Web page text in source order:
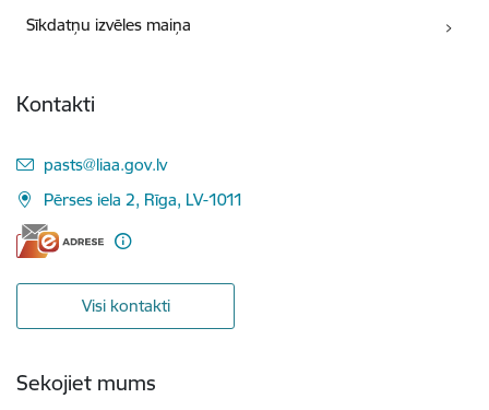
Sīkdatņu izvēles maiņa
Kontakti
E-pasts:
pasts@liaa.gov.lv
Pērses iela 2, Rīga, LV-1011
Visi kontakti
Sekojiet mums